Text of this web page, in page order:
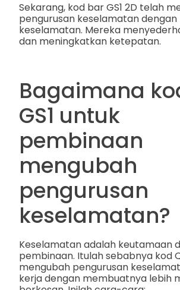
Sekarang, kod bar GS1 2D telah
pengurusan keselamatan dengan
keselamatan. Mereka
dan meningkatkan ketepatan.
Bagaimana
GS1 untuk
pembinaan
mengubah
pengurusan
keselamatan?
Keselamatan adalah keutamaan
pembinaan. Itulah sebabnya kod
mengubah pengurusan
kerja dengan membuatnya lebih